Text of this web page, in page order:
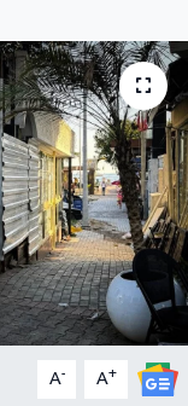
A- A+